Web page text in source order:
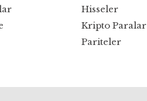
Hisseler
Kripto Paralar
Pariteler